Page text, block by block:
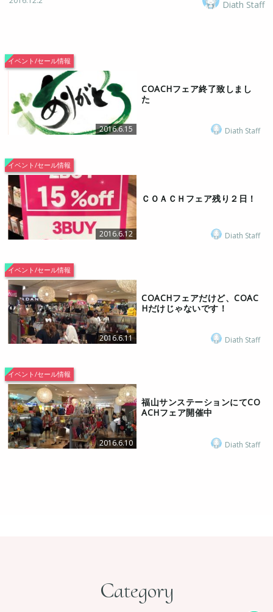
Diath Staff
イベント/セール情報
COACHフェア終了致しまし
た
2016.6.15 Diath Staff
イベント/セール情報
ＣＯＡＣＨフェア残り２日！
2016.6.12 Diath Staff
イベント/セール情報
COACHフェアだけど、COAC
Hだけじゃないです！
2016.6.11 Diath Staff
イベント/セール情報
福山サンステーションにてCO
ACHフェア開催中
2016.6.10 Diath Staff
Category